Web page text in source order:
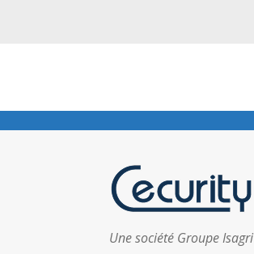
Une société Groupe Isagri